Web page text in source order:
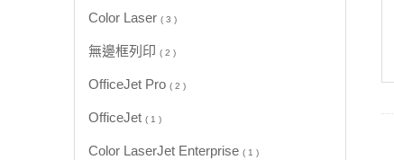
Color Laser ( 3 )
無邊框列印 ( 2 )
OfficeJet Pro ( 2 )
OfficeJet ( 1 )
Color LaserJet Enterprise ( 1 )